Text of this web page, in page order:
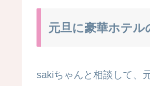
元旦に豪華ホテ
sakiちゃんと相談して、